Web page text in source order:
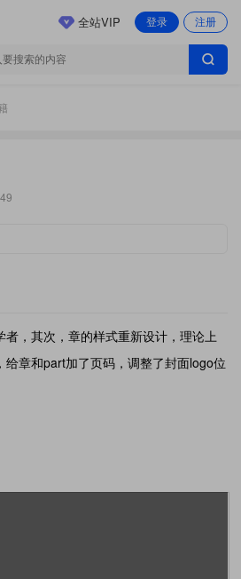
登录 注册
全站VIP
，其次，章的样式重新设计，理论上
章和part加了页码，调整了封面logo位